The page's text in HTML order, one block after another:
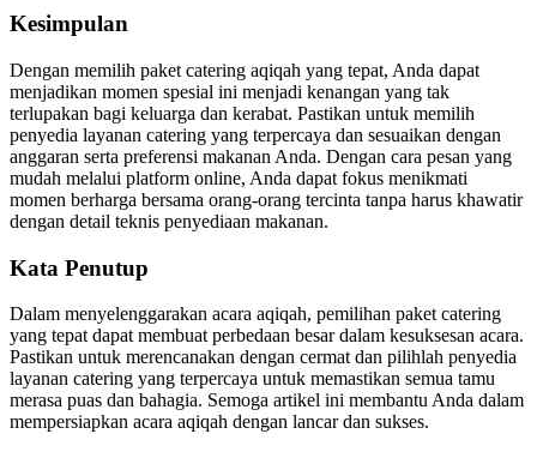
Kesimpulan
Dengan memilih paket catering aqiqah yang tepat, Anda dapat
menjadikan momen spesial ini menjadi kenangan yang tak
terlupakan bagi keluarga dan kerabat. Pastikan untuk memilih
penyedia layanan catering yang terpercaya dan sesuaikan dengan
anggaran serta preferensi makanan Anda. Dengan cara pesan yang
mudah melalui platform online, Anda dapat fokus menikmati
momen berharga bersama orang-orang tercinta tanpa harus khawatir
dengan detail teknis penyediaan makanan.
Kata Penutup
Dalam menyelenggarakan acara aqiqah, pemilihan paket catering
yang tepat dapat membuat perbedaan besar dalam kesuksesan acara.
Pastikan untuk merencanakan dengan cermat dan pilihlah penyedia
layanan catering yang terpercaya untuk memastikan semua tamu
merasa puas dan bahagia. Semoga artikel ini membantu Anda dalam
mempersiapkan acara aqiqah dengan lancar dan sukses.